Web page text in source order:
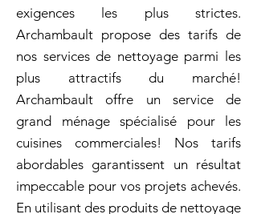
exigences les plus strictes.
Archambault propose des tarifs de
nos services de nettoyage parmi les
plus attractifs du marché!
Archambault offre un service de
grand ménage spécialisé pour les
cuisines commerciales! Nos tarifs
abordables garantissent un résultat
impeccable pour vos projets achevés.
En utilisant des produits de nettoyage